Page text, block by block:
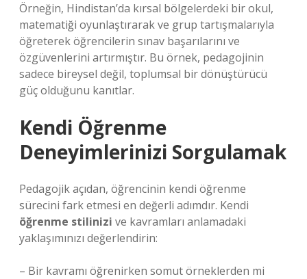
Örneğin, Hindistan’da kırsal bölgelerdeki bir okul,
matematiği oyunlaştırarak ve grup tartışmalarıyla
öğreterek öğrencilerin sınav başarılarını ve
özgüvenlerini artırmıştır. Bu örnek, pedagojinin
sadece bireysel değil, toplumsal bir dönüştürücü
güç olduğunu kanıtlar.
Kendi Öğrenme
Deneyimlerinizi Sorgulamak
Pedagojik açıdan, öğrencinin kendi öğrenme
sürecini fark etmesi en değerli adımdır. Kendi
öğrenme stilinizi ve kavramları anlamadaki
yaklaşımınızı değerlendirin:
– Bir kavramı öğrenirken somut örneklerden mi